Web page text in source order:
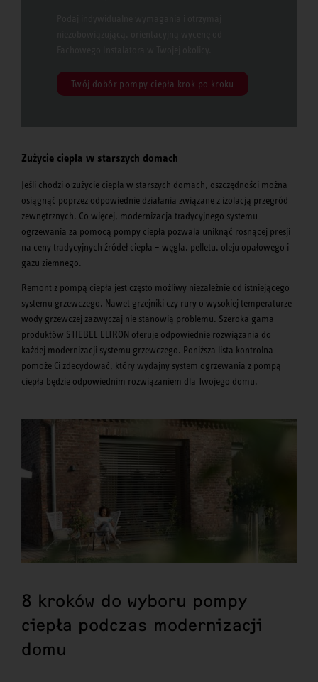
Twój dobór pompy ciepła krok po kroku
Zużycie ciepła w starszych domach
Jeśli chodzi o zużycie ciepła w starszych domach, oszczędności można
osiągnąć poprzez odpowiednie działania związane z izolacją przegród
zewnętrznych. Co więcej, modernizacja tradycyjnego systemu
ogrzewania za pomocą pompy ciepła pozwala uniknąć rosnącej presji
na ceny tradycyjnych źródeł ciepła – węgla, pelletu, oleju opałowego i
gazu ziemnego.
Remont z pompą ciepła jest często możliwy niezależnie od istniejącego
systemu grzewczego. Nawet grzejniki czy rury o wysokiej temperaturze
wody grzewczej zazwyczaj nie stanowią problemu. Szeroka gama
produktów STIEBEL ELTRON oferuje odpowiednie rozwiązania do
każdej modernizacji systemu grzewczego. Poniższa lista kontrolna
pomoże Ci zdecydować, który wydajny system ogrzewania z pompą
ciepła będzie odpowiednim rozwiązaniem dla Twojego domu.
8 kroków do wyboru pompy
ciepła podczas modernizacji
domu